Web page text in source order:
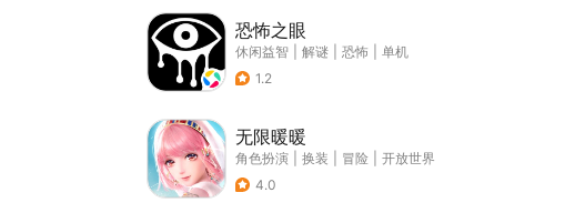
恐怖之眼
休闲益智 解谜 恐怖
单机
1.2
无限暖暖
角色扮演 换装 冒险
开放世界
4.0